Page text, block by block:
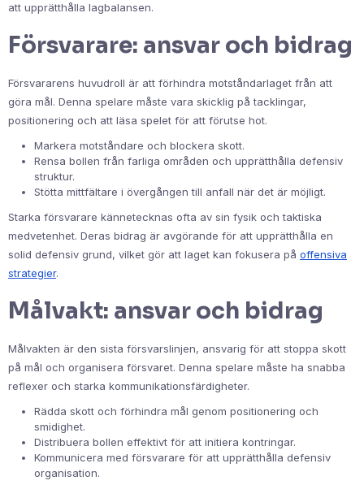
att upprätthålla lagbalansen.
Försvarare: ansvar och bidrag
Försvararens huvudroll är att förhindra motståndarlaget från att
göra mål. Denna spelare måste vara skicklig på tacklingar,
positionering och att läsa spelet för att förutse hot.
Markera motståndare och blockera skott.
Rensa bollen från farliga områden och upprätthålla defensiv
struktur.
Stötta mittfältare i övergången till anfall när det är möjligt.
Starka försvarare kännetecknas ofta av sin fysik och taktiska
medvetenhet. Deras bidrag är avgörande för att upprätthålla en
solid defensiv grund, vilket gör att laget kan fokusera på offensiva
strategier.
Målvakt: ansvar och bidrag
Målvakten är den sista försvarslinjen, ansvarig för att stoppa skott
på mål och organisera försvaret. Denna spelare måste ha snabba
reflexer och starka kommunikationsfärdigheter.
Rädda skott och förhindra mål genom positionering och
smidighet.
Distribuera bollen effektivt för att initiera kontringar.
Kommunicera med försvarare för att upprätthålla defensiv
organisation.